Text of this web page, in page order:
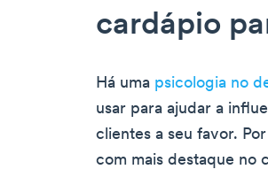
cardápio
Há uma psicologia no
usar para ajudar a
clientes a seu favor.
com mais destaque no